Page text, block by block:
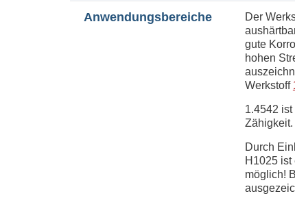
Anwendungsbereiche
Der
gute
hohen
Werkstoff
1.4542
Zähigkeit.
Durch
H1025 ist
möglich!